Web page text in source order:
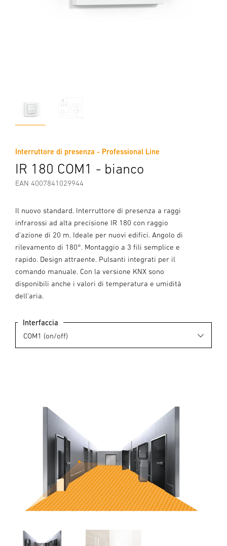
Interruttore di presenza - Professional Line
IR 180 COM1 - bianco
EAN 4007841029944
Il nuovo standard. Interruttore di presenza a raggi
infrarossi ad alta precisione IR 180 con raggio
d'azione di 20 m. Ideale per nuovi edifici. Angolo di
rilevamento di 180°. Montaggio a 3 fili semplice e
rapido. Design attraente. Pulsanti integrati per il
comando manuale. Con la versione KNX sono
disponibili anche i valori di temperatura e umidità
dell'aria.
Interfaccia